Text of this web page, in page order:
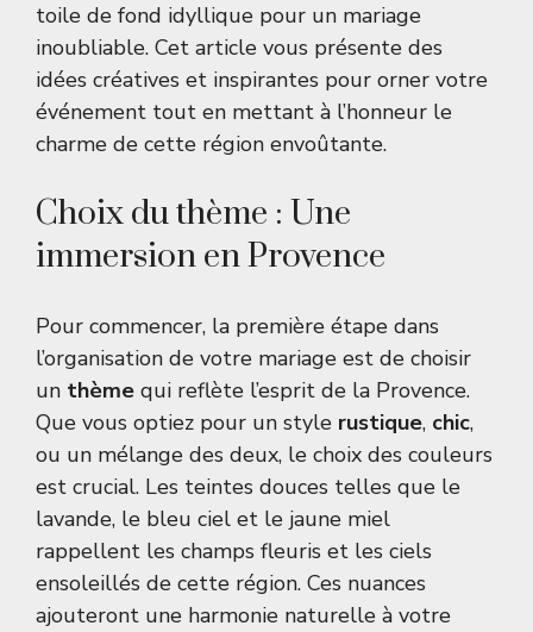
toile de fond idyllique pour un mariage
inoubliable. Cet article vous présente des
idées créatives et inspirantes pour orner votre
événement tout en mettant à l’honneur le
charme de cette région envoûtante.
Choix du thème : Une
immersion en Provence
Pour commencer, la première étape dans
l’organisation de votre mariage est de choisir
un thème qui reflète l’esprit de la Provence.
Que vous optiez pour un style rustique, chic,
ou un mélange des deux, le choix des couleurs
est crucial. Les teintes douces telles que le
lavande, le bleu ciel et le jaune miel
rappellent les champs fleuris et les ciels
ensoleillés de cette région. Ces nuances
ajouteront une harmonie naturelle à votre